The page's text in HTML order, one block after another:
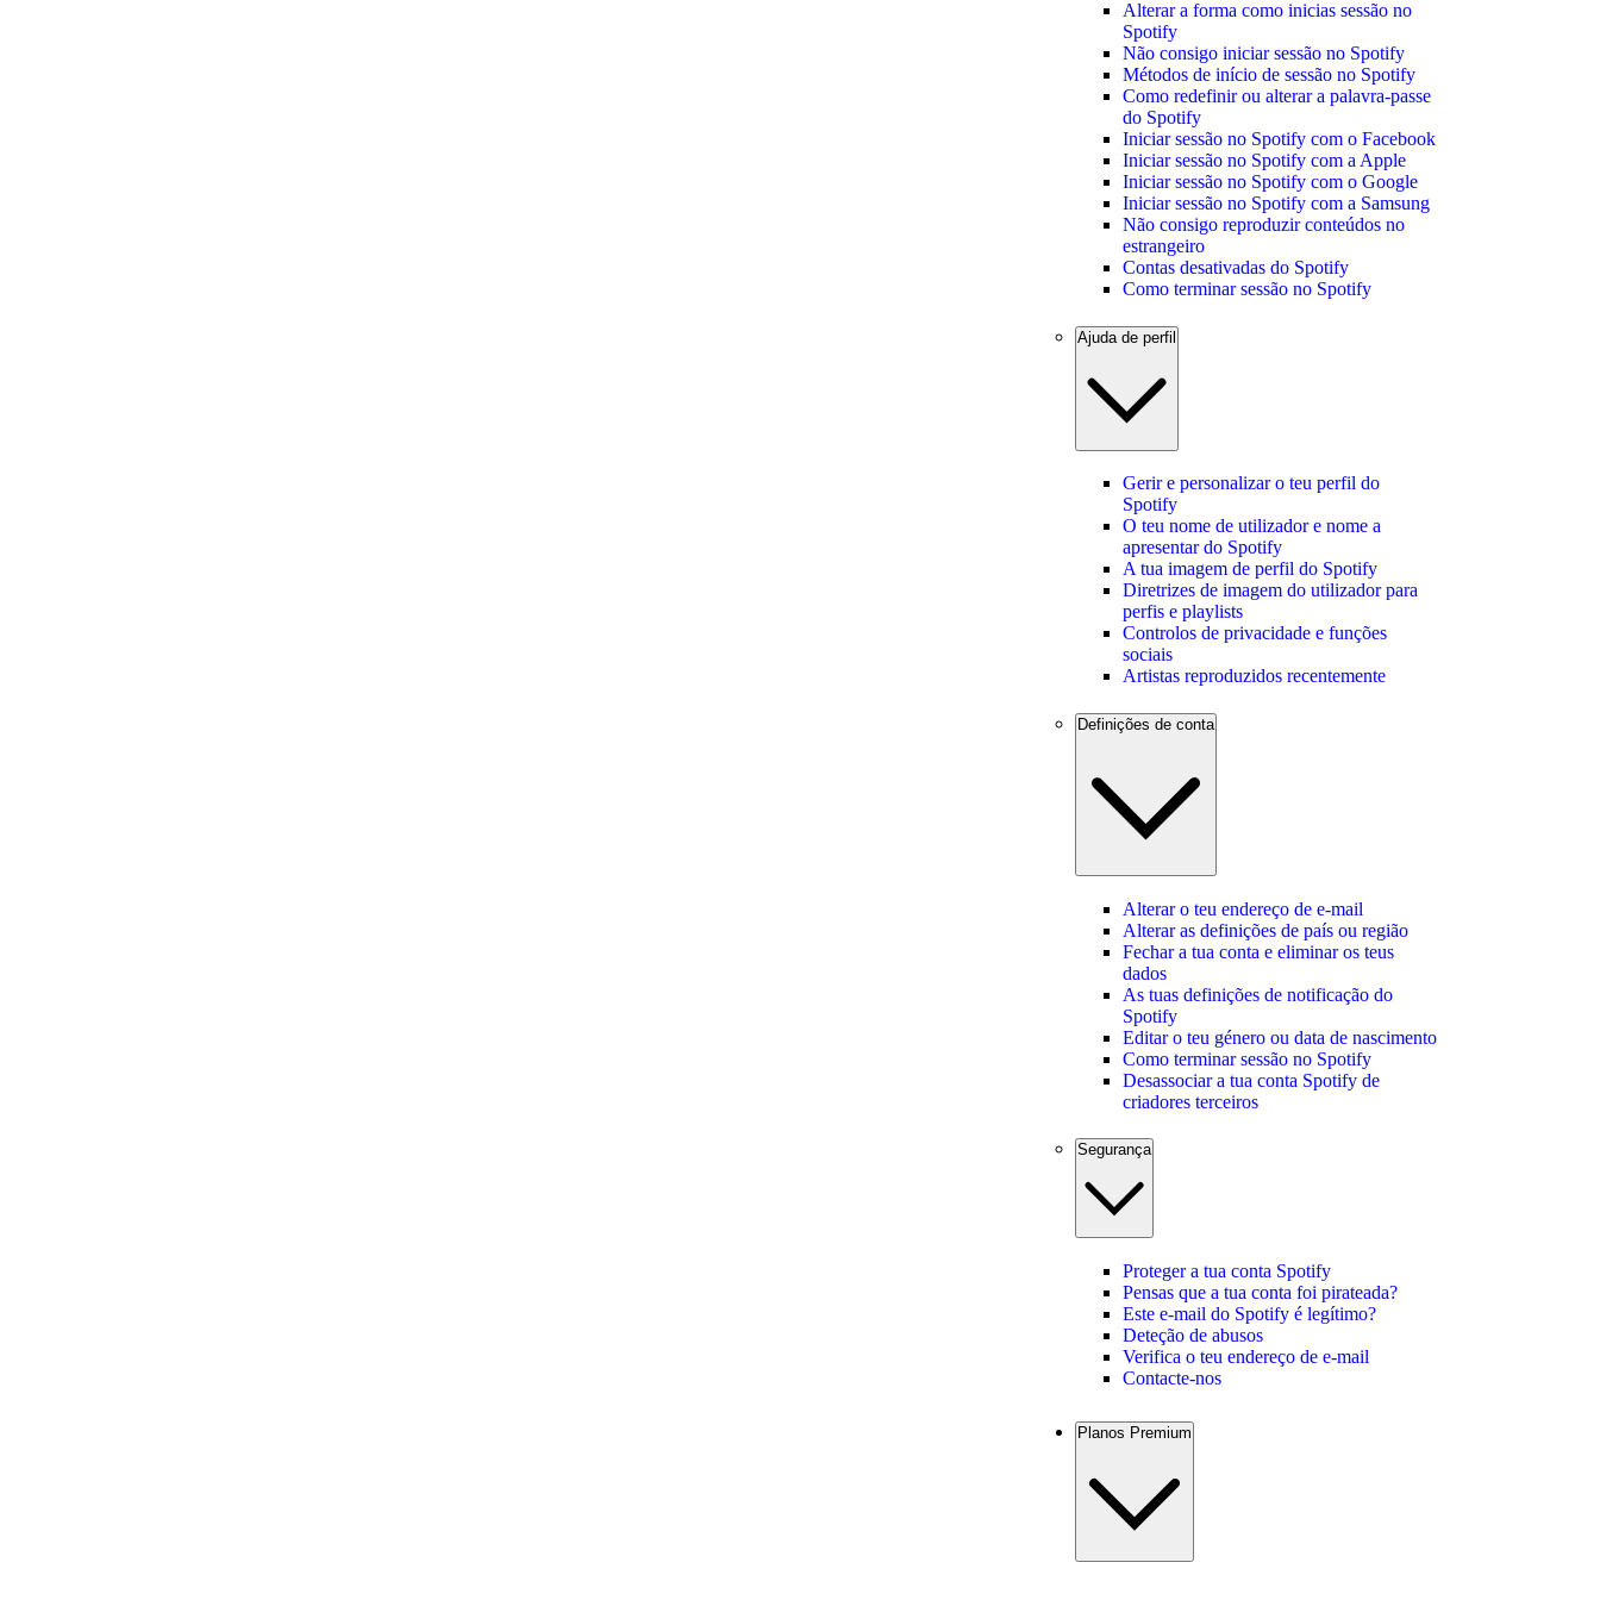
Alterar a forma como inicias sessão no
Spotify
Não consigo iniciar sessão no Spotify
Métodos de início de sessão no Spotify
Como redefinir ou alterar a palavra-passe
do Spotify
Iniciar sessão no Spotify com o Facebook
Iniciar sessão no Spotify com a Apple
Iniciar sessão no Spotify com o Google
Iniciar sessão no Spotify com a Samsung
Não consigo reproduzir conteúdos no
estrangeiro
Contas desativadas do Spotify
Como terminar sessão no Spotify
Ajuda de perfil
Gerir e personalizar o teu perfil do
Spotify
O teu nome de utilizador e nome a
apresentar do Spotify
A tua imagem de perfil do Spotify
Diretrizes de imagem do utilizador para
perfis e playlists
Controlos de privacidade e funções
sociais
Artistas reproduzidos recentemente
Definições de conta
Alterar o teu endereço de e-mail
Alterar as definições de país ou região
Fechar a tua conta e eliminar os teus
dados
As tuas definições de notificação do
Spotify
Editar o teu género ou data de nascimento
Como terminar sessão no Spotify
Desassociar a tua conta Spotify de
criadores terceiros
Segurança
Proteger a tua conta Spotify
Pensas que a tua conta foi pirateada?
Este e-mail do Spotify é legítimo?
Deteção de abusos
Verifica o teu endereço de e-mail
Contacte-nos
Planos Premium